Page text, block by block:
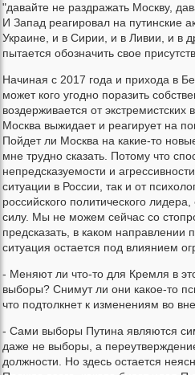
"давайте не раздражать Москву,
И Запад реагировал на путинские
Украине, и в Сирии, и в Ливии, и в
пытается обозначить свое
Начиная с 2017 года и прихода в
может кого угодно поразить
воздерживается от
Москва выжидает и реагирует на
Пойдет ли Москва на какие-то
мне трудно сказать. Потому что
непредсказуемости и
ситуации в России, так и от
российского политического
силу. Мы не можем сейчас со
предсказать, в каком направлении
ситуация остается под влиянием
- Меняют ли что-то для Кремля в
выборы? Снимут ли они какое-то
что подтолкнет к изменениям во
- Сами выборы Путина являются
даже не выборы, а
должности. Но здесь остается